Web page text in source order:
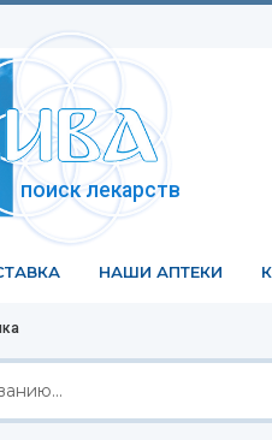
поиск лекарств
НАШИ АПТЕКИ